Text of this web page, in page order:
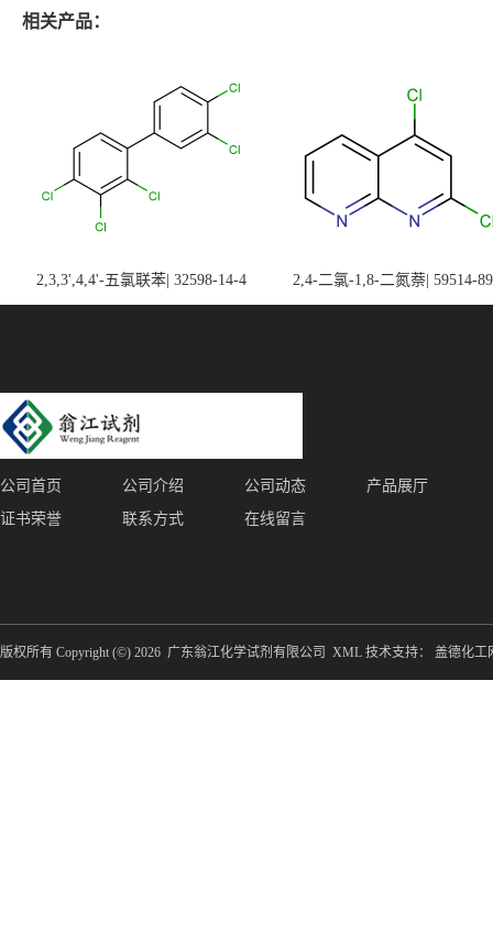
相关产品：
2,3,3',4,4'-五氯联苯| 32598-14-4 2,4-二氯-1,8-二氮萘| 59514-
公司首页 公司介绍 公司动态
产品展厅
证书荣誉
联系方式 在线留言
版权所有 Copyright (©) 2026 广东翁江化学试剂有限公司 XML 技术支持： 盖德化工